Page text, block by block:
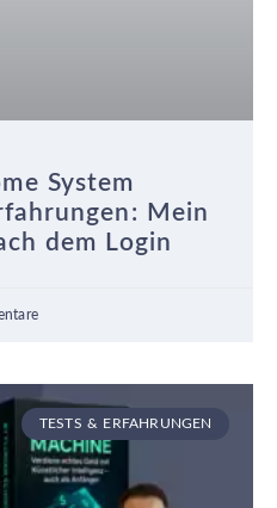
System
Mein
dem Login
TESTS & ERFAHRUNGEN